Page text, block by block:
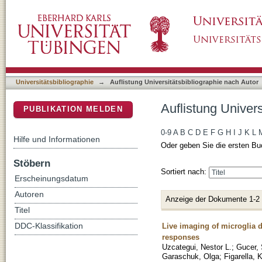
Universitätsbibliographie → Auflistung Universitätsbibliographie nach Autor
Auflistung
0-9 A B C D E F G H J K L
Oder geben Sie die ersten
Sortiert nach:
Anzeige der Dokumente 1-2
Live imaging of microglia
responses
Uzcategui, Nestor L. ; Gucer,
Garaschuk, Olga; Figarella,
PUBLIKATION MELDEN
Hilfe und Informationen
Stöbern
Erscheinungsdatum
Autoren
Titel
DDC-Klassifikation